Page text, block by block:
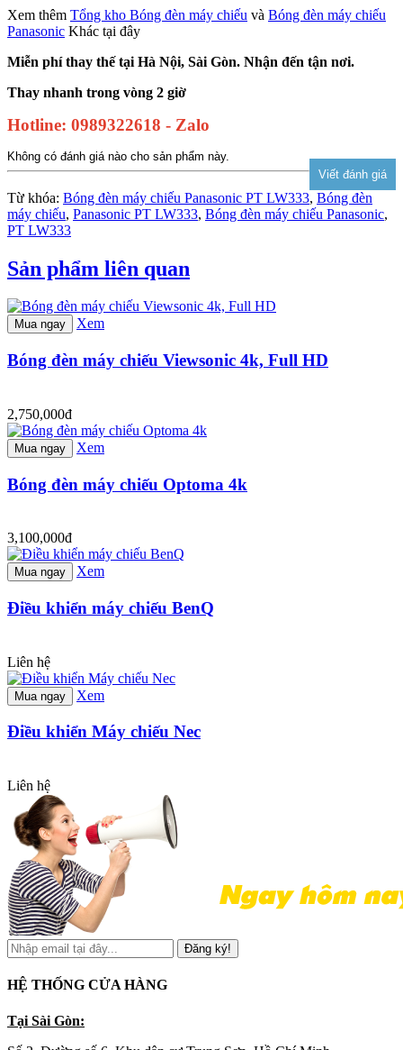
Xem thêm Tổng kho Bóng đèn máy chiếu và Bóng đèn máy chiếu
Panasonic Khác tại đây
Miễn phí thay thế tại Hà Nội, Sài Gòn. Nhận đến tận nơi.
Thay nhanh trong vòng 2 giờ
Hotline: 0989322618 - Zalo
Không có đánh giá nào cho sản phẩm này.
Từ khóa: Bóng đèn máy chiếu Panasonic PT LW333, Bóng đèn
máy chiếu, Panasonic PT LW333, Bóng đèn máy chiếu Panasonic,
PT LW333
Sản phẩm liên quan
Mua ngay Xem
Bóng đèn máy chiếu Viewsonic 4k, Full HD
2,750,000đ
Mua ngay Xem
Bóng đèn máy chiếu Optoma 4k
3,100,000đ
Mua ngay Xem
Điều khiển máy chiếu BenQ
Liên hệ
Mua ngay Xem
Điều khiển Máy chiếu Nec
Liên hệ
Đăng ký!
HỆ THỐNG CỬA HÀNG
Tại Sài Gòn: